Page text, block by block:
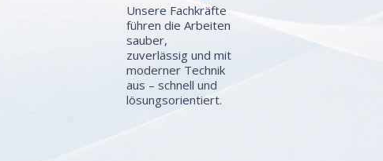
Unsere Fachkräfte
führen die Arbeiten
sauber,
zuverlässig und mit
moderner Technik
aus – schnell und
lösungsorientiert.